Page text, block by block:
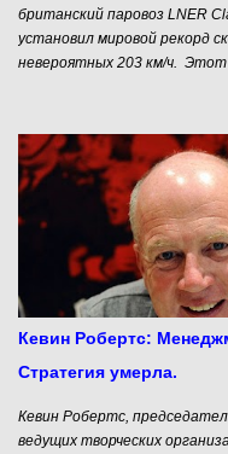
британский паровоз LNER
установил мировой рекорд
невероятных 203 км/ч. Этот
и по сей день. «Маллард»
разработанных выдающимся
главным инженером
Эти локомотивы были
перевозок и отличались
усовершенствована в
дизайн позволял им
сопротивлением, делая
«Маллард» был построен в
заводе LNER. Его
техническими инновациями,
Кевин Робертс:
Стратегия умерла.
Кевин Робертс,
ведущих творческих